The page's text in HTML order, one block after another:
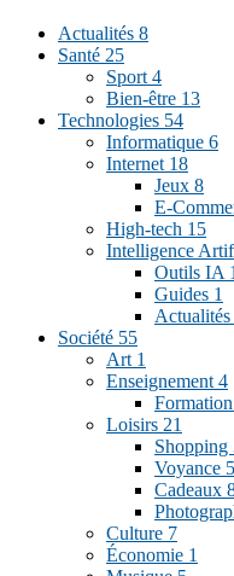
Actualités 8
Santé 25
Sport 4
Bien-être 13
Technologies 54
Informatique 6
Internet 18
Jeux 8
E-
High-tech 15
Intelligence
Outils IA 1
Guides 1
Société 55
Art 1
Enseignement 4
Formation
Loisirs 21
Shopping
Voyance 5
Cadeaux
Culture 7
Économie 1